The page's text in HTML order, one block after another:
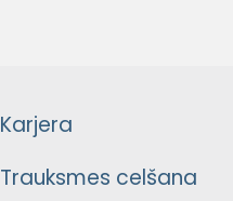
Karjera
Trauksmes celšana